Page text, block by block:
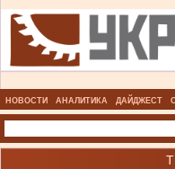
НОВОСТИ АНАЛИТИКА ДАЙДЖЕСТ